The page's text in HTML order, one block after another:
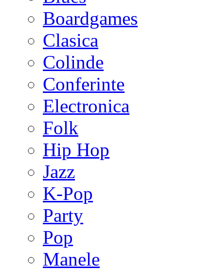
Boardgames
Clasica
Colinde
Conferinte
Electronica
Folk
Hip Hop
Jazz
K-Pop
Party
Pop
Manele